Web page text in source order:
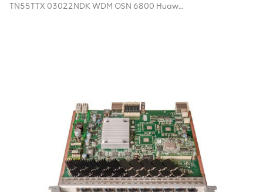
TN55TTX 03022NDK WDM OSN 6800 Huawei TTX